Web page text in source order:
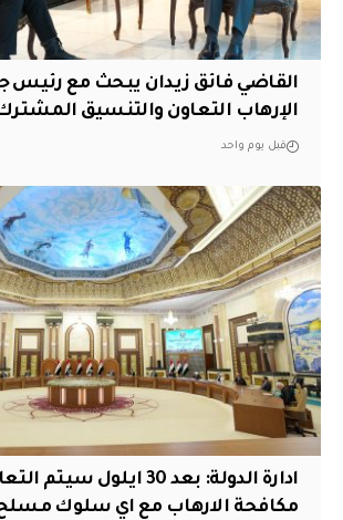
القاضي فائق زيدان يبحث مع رئيس
الإرهاب التعاون والتنسيق
قبل يوم واحد
ادارة الدولة: بعد 30 ايلول
مكافحة الارهاب مع اي سلوك مسلح